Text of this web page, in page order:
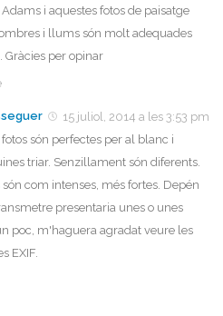
i aquestes fotos de paisatge
i llums són molt adequades
Gràcies per opinar
15 juliol, 2014 a les 3:53 pm
són perfectes per al blanc i
triar. Senzillament són diferents.
com intenses, més fortes. Depén
presentaria unes o unes
poc, m'haguera agradat veure les
EXIF.